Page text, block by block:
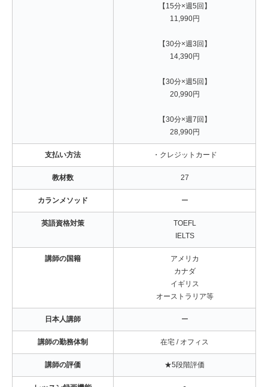
【15分×週5回】
11,990円
【30分×週3回】
14,390円
【30分×週5回】
20,990円
【30分×週7回】
28,990円
支払い方法 ・クレジットカード
教材数 27
カランメソッド ー
英語資格対策
TOEFL
IELTS
講師の国籍
アメリカ
カナダ
イギリス
オーストラリア等
日本人講師 ー
講師の勤務体制 在宅 / オフィス
講師の評価 ★5段階評価